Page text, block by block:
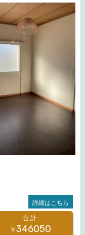
詳細はこちら
合計
￥346050